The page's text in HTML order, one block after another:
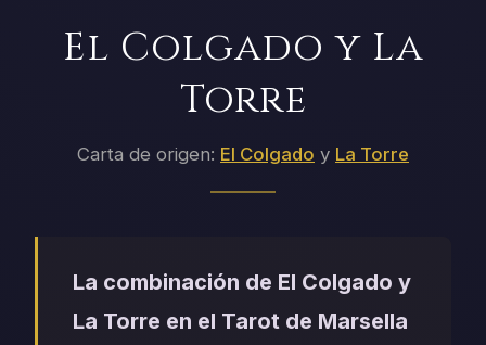
El Colgado y La
Torre
Carta de origen: El Colgado y La Torre
La combinación de El Colgado y
La Torre en el Tarot de Marsella